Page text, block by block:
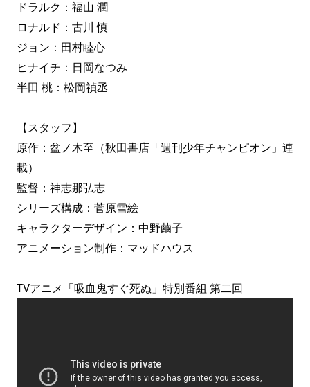
ドラルク：福山 潤
ロナルド：古川 慎
ジョン：田村睦心
ヒナイチ：日岡なつみ
半田 桃：松岡禎丞
【スタッフ】
原作：盆ノ木至（秋田書店「週刊少年チャンピオン」連
載）
監督：神志那弘志
シリーズ構成：菅原雪絵
キャラクターデザイン：中野繭子
アニメーション制作：マッドハウス
TVアニメ「吸血鬼すぐ死ぬ」特別番組 第二回